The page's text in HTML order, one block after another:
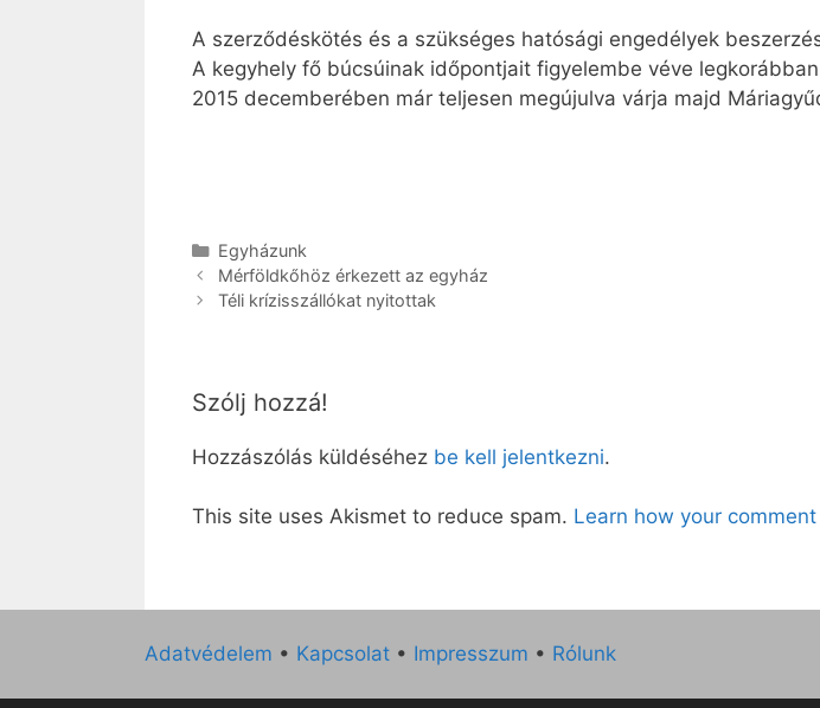
A szerződéskötés és a szükséges hatósági engedélyek
A kegyhely fő búcsúinak időpontjait figyelembe véve
2015 decemberében már teljesen megújulva várja majd
Kategória
Egyházunk
Mérföldkőhöz érkezett az egyház
Téli krízisszállókat nyitottak
Szólj hozzá!
Hozzászólás küldéséhez be kell jelentkezni.
This site uses Akismet to reduce spam. Learn how your
Adatvédelem • Kapcsolat • Impresszum • Rólunk